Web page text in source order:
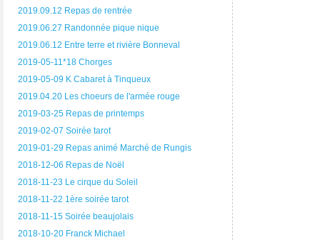
2019.09.12 Repas de rentrée
2019.06.27 Randonnée pique nique
2019.06.12 Entre terre et rivière Bonneval
2019-05-11*18 Chorges
2019-05-09 K Cabaret à Tinqueux
2019.04.20 Les choeurs de l'armée rouge
2019-03-25 Repas de printemps
2019-02-07 Soirée tarot
2019-01-29 Repas animé Marché de Rungis
2018-12-06 Repas de Noël
2018-11-23 Le cirque du Soleil
2018-11-22 1ère soirée tarot
2018-11-15 Soirée beaujolais
2018-10-20 Franck Michael